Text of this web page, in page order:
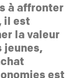
à affronter
il est
la valeur
jeunes,
est